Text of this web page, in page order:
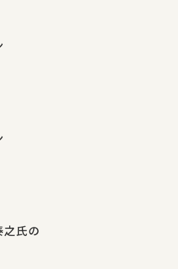
氏の